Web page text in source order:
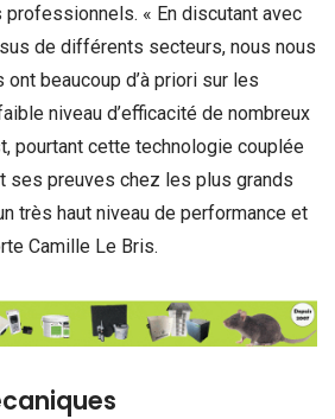
« En discutant avec
de différents secteurs, nous nous
ont beaucoup d’à priori sur les
niveau d’efficacité de nombreux
pourtant cette technologie couplée
ses preuves chez les plus grands
très haut niveau de performance et
Camille Le Bris.